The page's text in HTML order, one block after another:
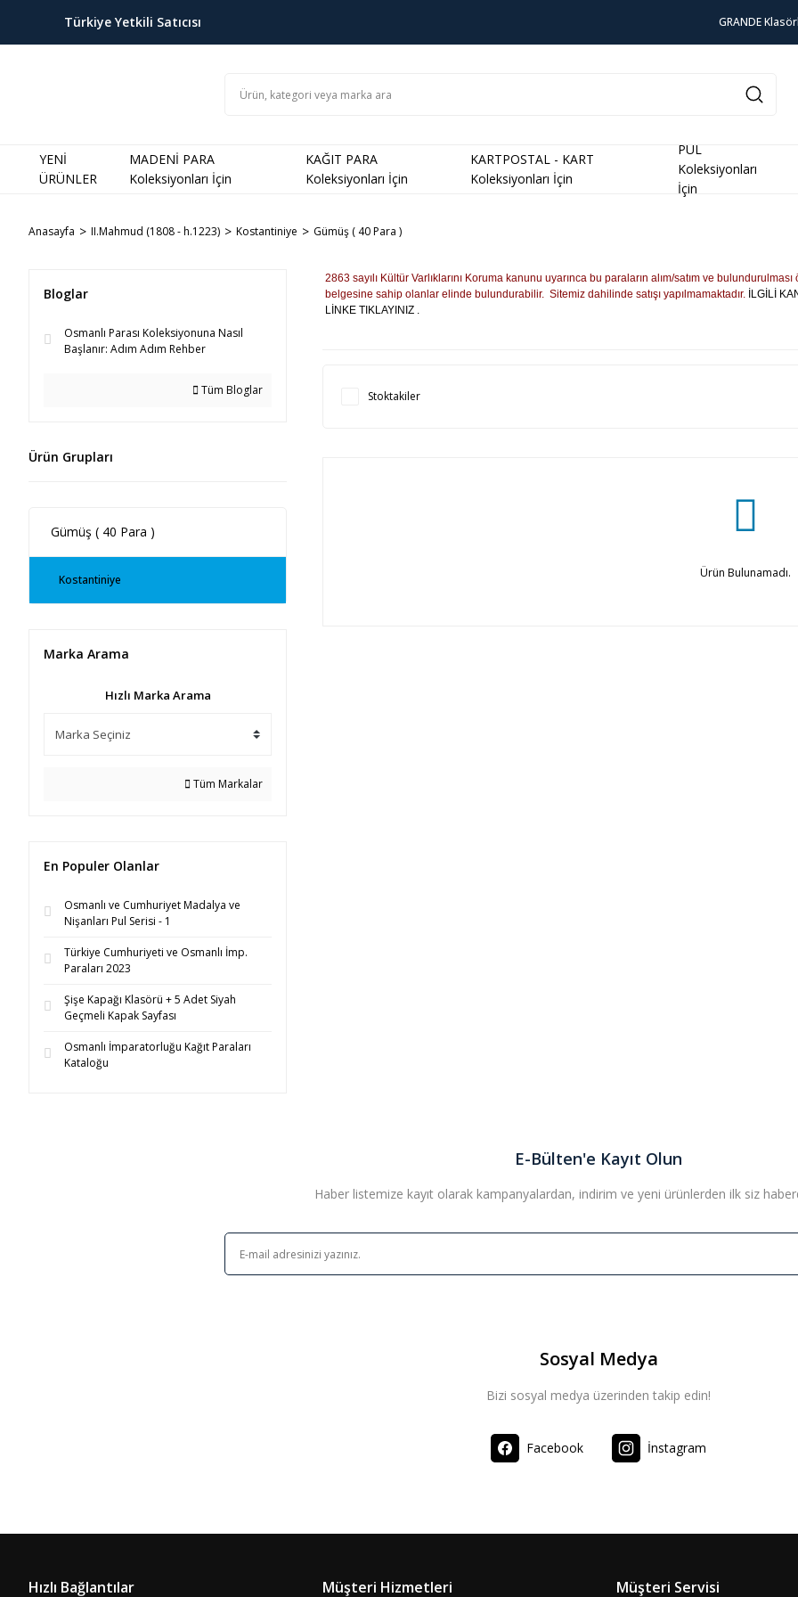
Türkiye Yetkili Satıcısı GRANDE
YENİ
ÜRÜNLER
MADENİ PARA
Koleksiyonları İçin
KAĞIT PARA
Koleksiyonları İçin
KARTPOSTAL - KART
Koleksiyonları İçin
PUL
Koleksiyonları
İçin
Anasayfa II.Mahmud (1808 - h.1223) Kostantiniye Gümüş ( 40 Para )
Bloglar
Osmanlı Parası Koleksiyonuna Nasıl
Başlanır: Adım Adım Rehber
Tüm Bloglar
Ürün Grupları
Gümüş ( 40 Para )
Kostantiniye
Marka Arama
Hızlı Marka Arama
Tüm Markalar
En Populer Olanlar
Osmanlı ve Cumhuriyet Madalya ve
Nişanları Pul Serisi - 1
Türkiye Cumhuriyeti ve Osmanlı İmp.
Paraları 2023
Şişe Kapağı Klasörü + 5 Adet Siyah
Geçmeli Kapak Sayfası
Osmanlı İmparatorluğu Kağıt Paraları
Kataloğu
2863 sayılı Kültür Varlıklarını Koruma kanunu uyarınca bu paraların alım/satım ve
belgesine sahip olanlar elinde bulundurabilir. Sitemiz dahilinde satışı yapılmamaktadır. İLGİLİ
LİNKE TIKLAYINIZ .
Stoktakiler
Ürün Bulunamadı.
E-Bülten'e Kayıt Olun
Haber listemize kayıt olarak kampanyalardan, indirim ve yeni ürünlerden ilk siz
Sosyal Medya
Bizi sosyal medya üzerinden takip edin!
Facebook İnstagram
Hızlı Bağlantılar Müşteri Hizmetleri Müşteri Servisi